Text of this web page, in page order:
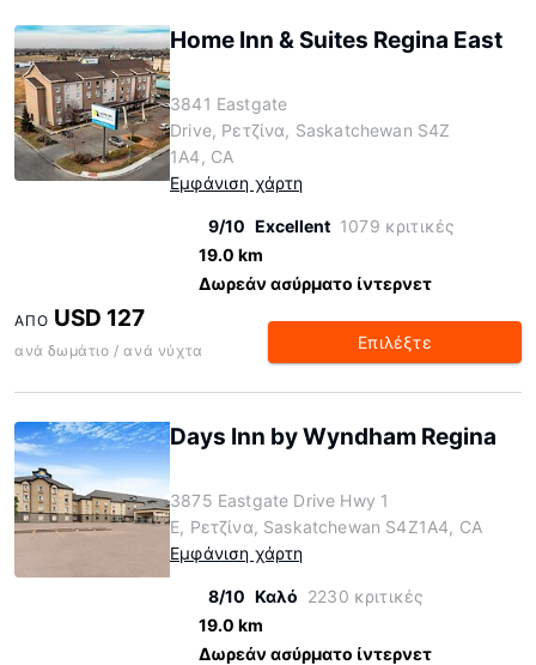
Home Inn & Suites Regina East
3841 Eastgate
Drive, Ρετζίνα, Saskatchewan S4Z
1A4, CA
Εμφάνιση χάρτη
9/10 Excellent 1079 κριτικές
19.0 km
Δωρεάν ασύρματο ίντερνετ
ΑΠΌ USD 127
ανά δωμάτιο / ανά νύχτα Επιλέξτε
Days Inn by Wyndham Regina
3875 Eastgate Drive Hwy 1
E, Ρετζίνα, Saskatchewan S4Z1A4, CA
Εμφάνιση χάρτη
8/10 Καλό 2230 κριτικές
19.0 km
Δωρεάν ασύρματο ίντερνετ